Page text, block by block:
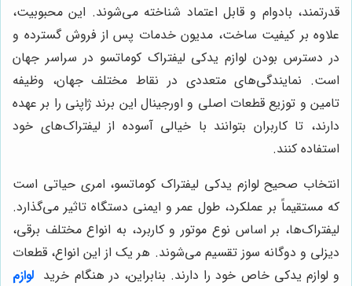
قدرتمند، بادوام و قابل اعتماد شناخته می‌شوند. این محبوبیت،
علاوه بر کیفیت ساخت، مدیون خدمات پس از فروش گسترده و
در دسترس بودن لوازم یدکی لیفتراک کوماتسو در سراسر جهان
است. نمایندگی‌های متعددی در نقاط مختلف جهان، وظیفه
تامین و توزیع قطعات اصلی و اورجینال این برند ژاپنی را بر عهده
دارند، تا کاربران بتوانند با خیالی آسوده از لیفتراک‌های خود
استفاده کنند.
انتخاب صحیح لوازم یدکی لیفتراک کوماتسو، امری حیاتی است
که مستقیماً بر عملکرد، طول عمر و ایمنی دستگاه تاثیر می‌گذارد.
لیفتراک‌ها، بر اساس نوع موتور و کاربرد، به انواع مختلف برقی،
دیزلی و دوگانه سوز تقسیم می‌شوند. هر یک از این انواع، قطعات
و لوازم یدکی خاص خود را دارند. بنابراین، در هنگام خرید لوازم